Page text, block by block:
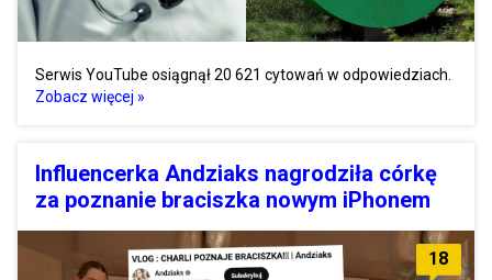
Serwis YouTube osiągnął 20 621 cytowań w odpowiedziach.
Zobacz więcej »
Influencerka Andziaks nagrodziła córkę
za poznanie braciszka nowym iPhonem
18